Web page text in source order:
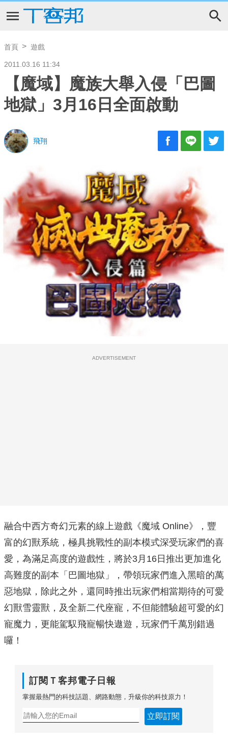
首頁 遊戲
2011.03.16 11:34
【魔域】魔族大舉入侵「巴圖
地獄」3月16日全面啟動
飛翔
ADVERTISEMENT
融合中西方奇幻元素的線上遊戲《魔域 Online》，豐
富的幻獸系統，極具挑戰性的副本模式深受玩家們的喜
愛，為滿足高度的遊戲性，將於3月16日推出更加進化
高難度的副本「巴圖地獄」，帶領玩家們進入黑暗的萬
惡地獄，除此之外，還同時推出玩家們相當期待的可愛
幻獸雪靈獸，及全新二代座寵，不但能體驗超可愛的幻
寵魔力，更能駕馭飛寵暢快遨遊，玩家們千萬別錯過
囉！
訂閱Ｔ客邦電子日報
掌握最熱門的科技話題、網路動態，升級你的科技原力！
立即訂閱